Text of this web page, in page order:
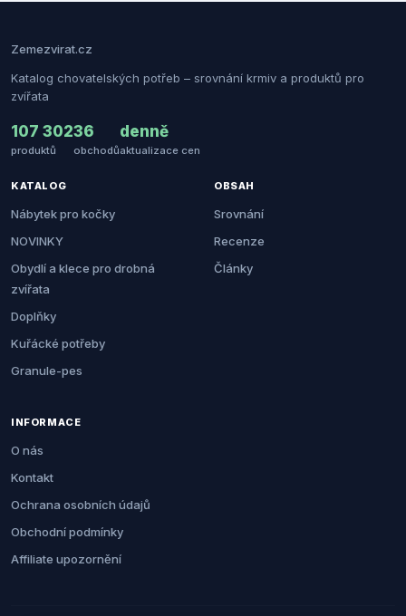
Zemezvirat.cz
Katalog chovatelských potřeb – srovnání krmiv a produktů pro
zvířata
107 302
produktů
36
obchodů
denně
aktualizace cen
KATALOG
Nábytek pro kočky
NOVINKY
Obydlí a klece pro drobná
zvířata
Doplňky
Kuřácké potřeby
Granule-pes
OBSAH
Srovnání
Recenze
Články
INFORMACE
O nás
Kontakt
Ochrana osobních údajů
Obchodní podmínky
Affiliate upozornění